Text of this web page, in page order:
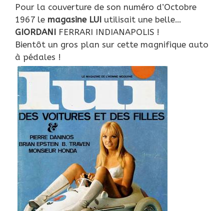
Pour la couverture de son numéro d’Octobre
1967 le magasine LUI utilisait une belle…
GIORDANI FERRARI INDIANAPOLIS !
Bientôt un gros plan sur cette magnifique auto
à pédales !